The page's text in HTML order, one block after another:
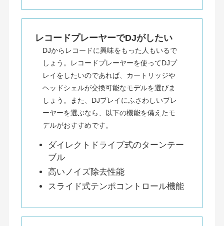
レコードプレーヤーでDJがしたい
DJからレコードに興味をもった人もいるで
しょう。レコードプレーヤーを使ってDJプ
レイをしたいのであれば、カートリッジや
ヘッドシェルが交換可能なモデルを選びま
しょう。また、DJプレイにふさわしいプレ
ーヤーを選ぶなら、以下の機能を備えたモ
デルがおすすめです。
ダイレクトドライブ式のターンテー
ブル
高いノイズ除去性能
スライド式テンポコントロール機能